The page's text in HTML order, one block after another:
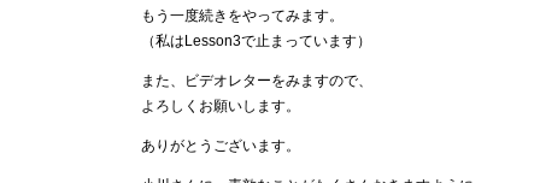
もう一度続きをやってみます。
（私はLesson3で止まっています）
また、ビデオレターをみますので、
よろしくお願いします。
ありがとうございます。